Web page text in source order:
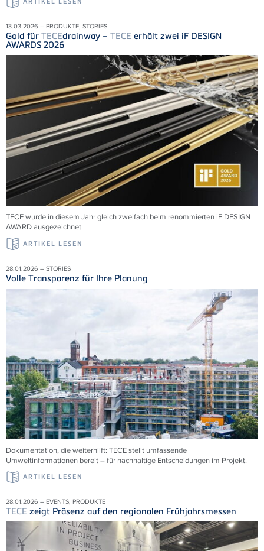
13.03.2026 – PRODUKTE, STORIES
Gold für TECEdrainway – TECE erhält zwei iF DESIGN
AWARDS 2026
TECE wurde in diesem Jahr gleich zweifach beim renommierten iF DESIGN
AWARD ausgezeichnet.
ARTIKEL LESEN
28.01.2026 – STORIES
Volle Transparenz für Ihre Planung
Dokumentation, die weiterhilft: TECEstellt umfassende
Umweltinformationen bereit – für nachhaltige Entscheidungen im Projekt.
ARTIKEL LESEN
28.01.2026 – EVENTS, PRODUKTE
TECE zeigt Präsenz auf den regionalen Frühjahrsmessen